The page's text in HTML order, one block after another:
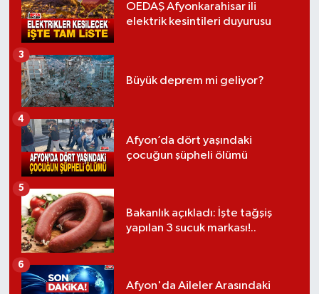
OEDAŞ Afyonkarahisar ili
elektrik kesintileri duyurusu
Büyük deprem mi geliyor?
3
Afyon’da dört yaşındaki
çocuğun şüpheli ölümü
4
Bakanlık açıkladı: İşte tağşiş
yapılan 3 sucuk markası!..
5
Afyon'da Aileler Arasındaki
6